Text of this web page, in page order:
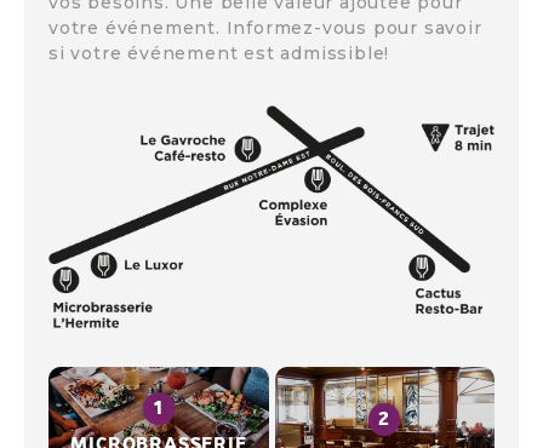
votre événement. Informez-vous pour savoir
si votre événement est admissible!
MICROBRASSERIE